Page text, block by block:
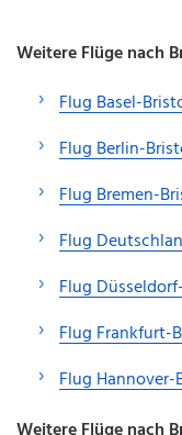
Weitere Flüge nach
Flug Basel-
Flug Berlin-
Flug Bremen-
Flug
Flug
Flug Frankfurt-
Flug Hannover-